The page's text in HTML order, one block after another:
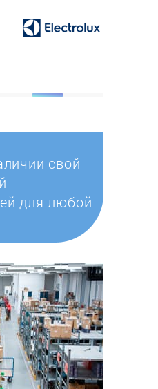
свой
для любой